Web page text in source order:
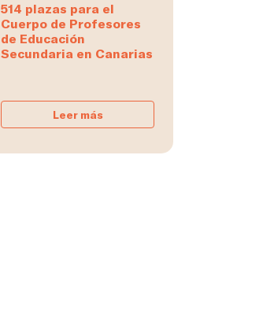
514 plazas para el
Cuerpo de Profesores
de Educación
Secundaria en Canarias
Leer más